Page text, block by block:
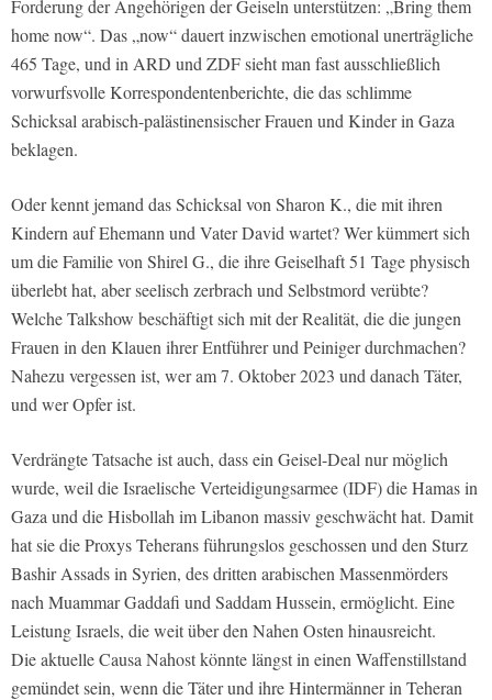
Forderung der Angehörigen der Geiseln unterstützen: „Bring them
home now“. Das „now“ dauert inzwischen emotional unerträgliche
465 Tage, und in ARD und ZDF sieht man fast ausschließlich
vorwurfsvolle Korrespondentenberichte, die das schlimme
Schicksal arabisch-palästinensischer Frauen und Kinder in Gaza
beklagen.
Oder kennt jemand das Schicksal von Sharon K., die mit ihren
Kindern auf Ehemann und Vater David wartet? Wer kümmert sich
um die Familie von Shirel G., die ihre Geiselhaft 51 Tage physisch
überlebt hat, aber seelisch zerbrach und Selbstmord verübte?
Welche Talkshow beschäftigt sich mit der Realität, die die jungen
Frauen in den Klauen ihrer Entführer und Peiniger durchmachen?
Nahezu vergessen ist, wer am 7. Oktober 2023 und danach Täter,
und wer Opfer ist.
Verdrängte Tatsache ist auch, dass ein Geisel-Deal nur möglich
wurde, weil die Israelische Verteidigungsarmee (IDF) die Hamas in
Gaza und die Hisbollah im Libanon massiv geschwächt hat. Damit
hat sie die Proxys Teherans führungslos geschossen und den Sturz
Bashir Assads in Syrien, des dritten arabischen Massenmörders
nach Muammar Gaddafi und Saddam Hussein, ermöglicht. Eine
Leistung Israels, die weit über den Nahen Osten hinausreicht.
Die aktuelle Causa Nahost könnte längst in einen Waffenstillstand
gemündet sein, wenn die Täter und ihre Hintermänner in Teheran